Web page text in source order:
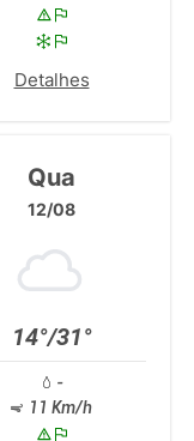
Detalhes
Qua
12/08
14°/31°
-
11 Km/h